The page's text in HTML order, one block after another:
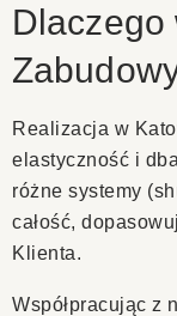
Dlaczego
Realizacja w
elastyczność i
różne systemy
całość,
Klienta.
Współpracując z